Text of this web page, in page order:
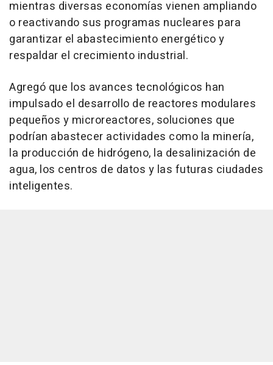
mientras diversas economías vienen ampliando
o reactivando sus programas nucleares para
garantizar el abastecimiento energético y
respaldar el crecimiento industrial.
Agregó que los avances tecnológicos han
impulsado el desarrollo de reactores modulares
pequeños y microreactores, soluciones que
podrían abastecer actividades como la minería,
la producción de hidrógeno, la desalinización de
agua, los centros de datos y las futuras ciudades
inteligentes.